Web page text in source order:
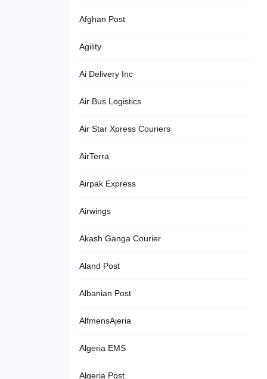
Afghan Post
Agility
Ai Delivery Inc
Air Bus Logistics
Air Star Xpress Couriers
AirTerra
Airpak Express
Airwings
Akash Ganga Courier
Aland Post
Albanian Post
AlfmensAjeria
Algeria EMS
Algeria Post